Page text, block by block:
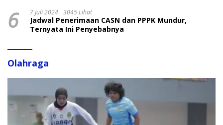
6 7 Juli 2024 3045 Lihat
Jadwal Penerimaan CASN dan PPPK Mundur,
Ternyata Ini Penyebabnya
Olahraga